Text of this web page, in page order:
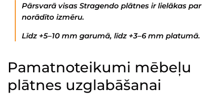
Pārsvarā visas Stragendo plātnes ir lielākas par
norādīto izmēru.
Līdz +5–10 mm garumā, līdz +3–6 mm platumā.
Pamatnoteikumi mēbeļu
plātnes uzglabāšanai